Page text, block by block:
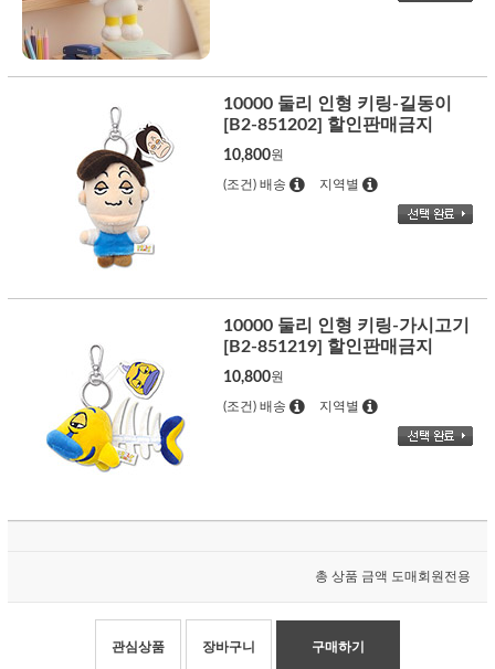
10000 둘리 인형 키링-길동이
[B2-851202] 할인판매금지
10,800원
(조건) 배송 지역별
10000 둘리 인형 키링-가시고기
[B2-851219] 할인판매금지
10,800원
(조건) 배송 지역별
총 상품 금액 도매회원전용
관심상품 장바구니 구매하기